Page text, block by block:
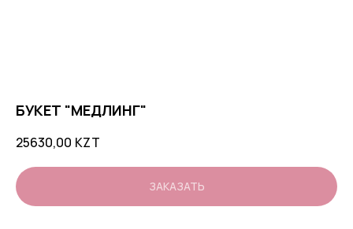
БУКЕТ "МЕДЛИНГ"
25630,00 KZT
ЗАКАЗАТЬ